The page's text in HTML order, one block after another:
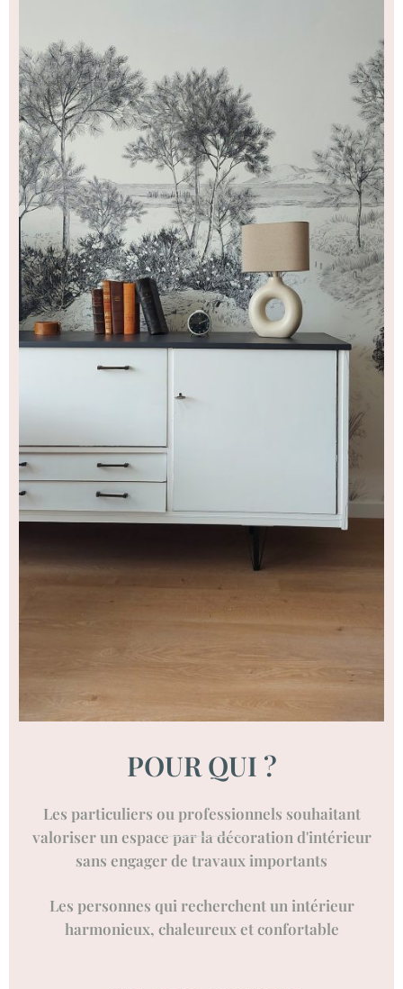
POUR QUI ?
Les particuliers ou professionnels souhaitant
valoriser un espace par la décoration d'intérieur
sans engager de travaux importants
Les personnes qui recherchent un intérieur
harmonieux, chaleureux et confortable